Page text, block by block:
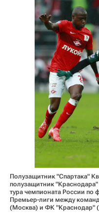
Полузащитник "Спартака"
полузащитник
тура чемпионата России по
Премьер-лиги между
(Москва) и ФК "Краснодар"